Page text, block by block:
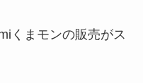
くまモンの販売がス